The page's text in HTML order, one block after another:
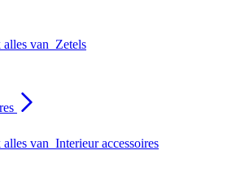
van Zetels
van Interieur accessoires